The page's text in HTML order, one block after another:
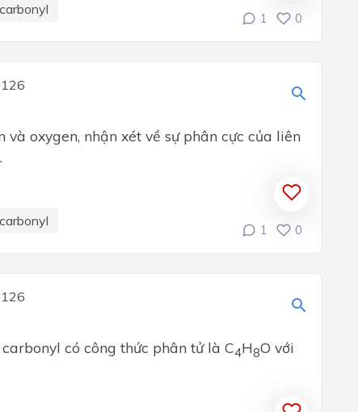
1 0
oxygen, nhận xét về sự phân cực của liên
1 0
có công thức phân tử là C4H8O với